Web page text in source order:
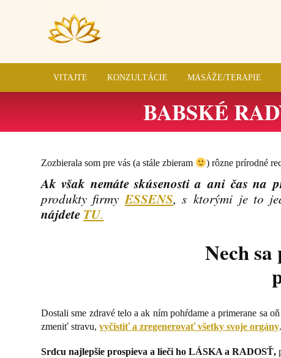
VITAJTE KONZULTÁCIE MASÁŽE/TERAPIE
BABSKÉ
Zozbierala som pre vás (a stále zbieram ) rôzne prírodné
Ak však nemáte skúsenosti a ani čas na
produkty firmyESSENS, s ktorými je to
nájdete TU.
Nech
Dostali sme zdravé telo a ak ním pohŕdame a primerane sa
zmeniť stravu,vyčistiť a zregenerovať všetky svoje orgány
Srdcu najlepšie prospieva a lieči ho LÁSKA a RADOSŤ,